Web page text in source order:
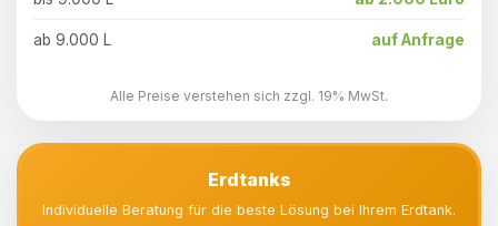
ab 9.000 L auf Anfrage
Alle Preise verstehen sich zzgl. 19% MwSt.
Erdtanks
Individuelle Beratung für die beste Lösung bei Ihrem Erdtank.